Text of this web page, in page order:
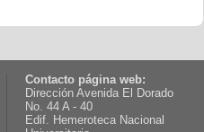
Contacto página web:
Dirección Avenida El Dorado
No. 44 A - 40
Edif. Hemeroteca Nacional